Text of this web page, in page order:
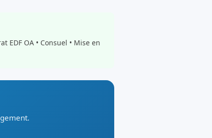
EDF OA • Consuel • Mise en